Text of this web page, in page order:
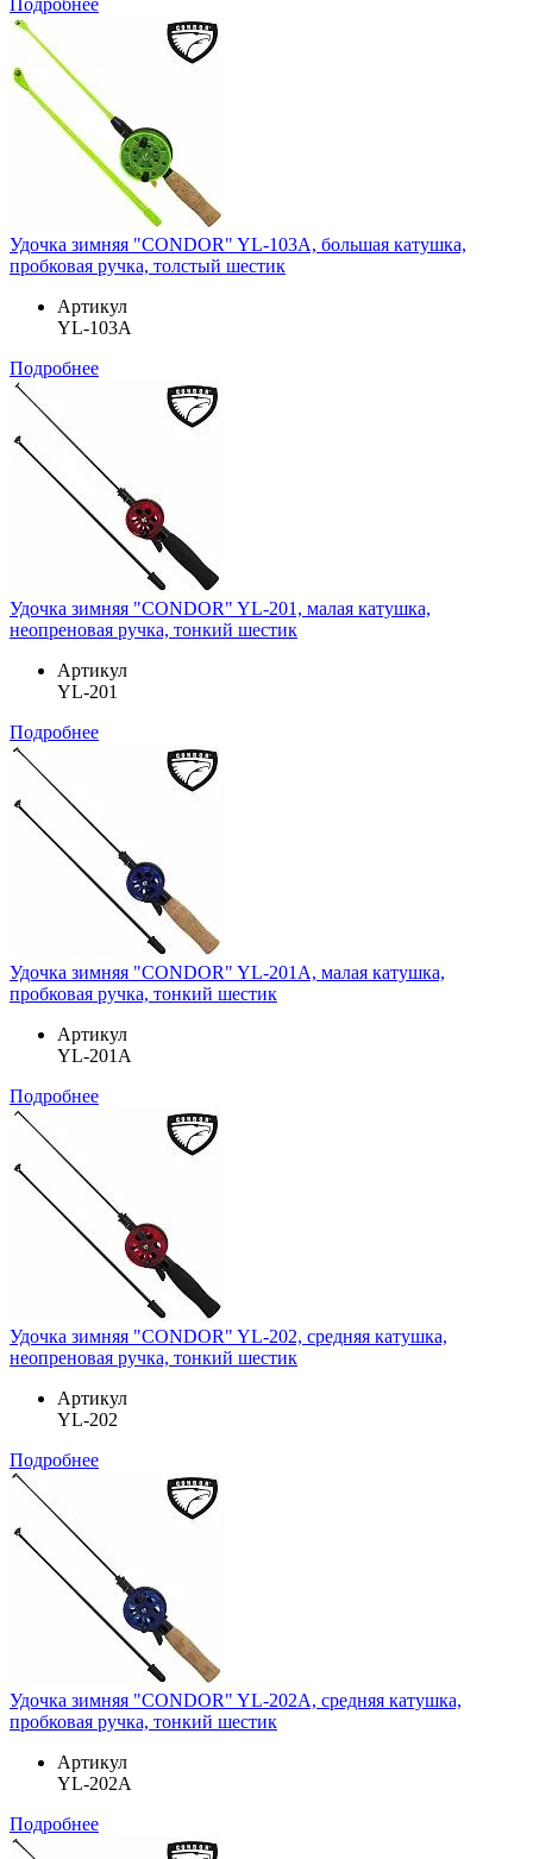
Удочка зимняя "CONDOR" YL-103A, большая катушка,
пробковая ручка, толстый шестик
Артикул
YL-103A
Подробнее
Удочка зимняя "CONDOR" YL-201, малая катушка,
неопреновая ручка, тонкий шестик
Артикул
YL-201
Подробнее
Удочка зимняя "CONDOR" YL-201A, малая катушка,
пробковая ручка, тонкий шестик
Артикул
YL-201A
Подробнее
Удочка зимняя "CONDOR" YL-202, средняя катушка,
неопреновая ручка, тонкий шестик
Артикул
YL-202
Подробнее
Удочка зимняя "CONDOR" YL-202A, средняя катушка,
пробковая ручка, тонкий шестик
Артикул
YL-202A
Подробнее